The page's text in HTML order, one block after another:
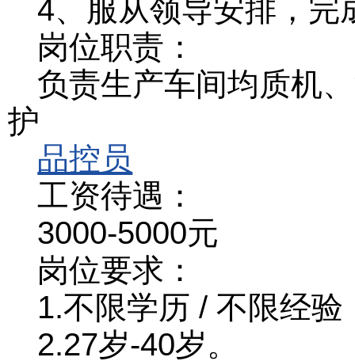
4、服从领导安排，完
岗位职责：
负责生产车间均质机
护
品控员
工资待遇：
3000-5000元
岗位要求：
1.不限学历 / 不限经验
2.27岁-40岁。